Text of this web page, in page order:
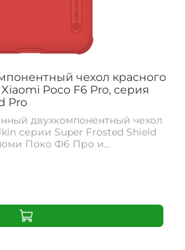
чехол красного
Poco F6 Pro, серия
Pro
двухкомпонентный чехол
серии Super Frosted Shield
Поко Ф6 Про и...